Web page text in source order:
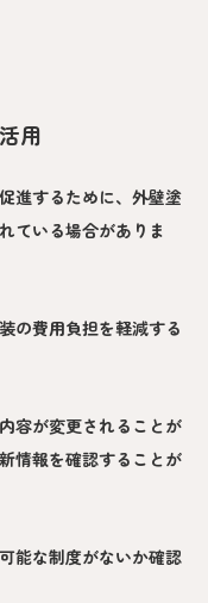
用
進するために、外壁塗
ている場合がありま
の費用負担を軽減する
容が変更されることが
情報を確認することが
能な制度がないか確認